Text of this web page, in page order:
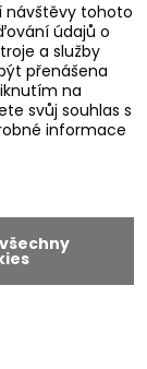
FAB
návštěvy tohoto
údajů o
a služby
přenášena
na
svůj souhlas s
informace